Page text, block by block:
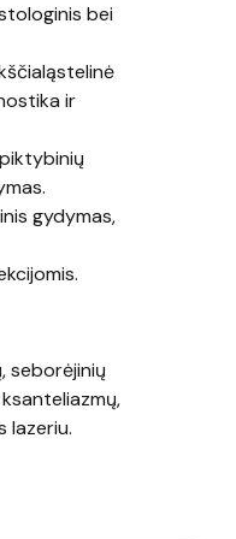
bei
ir
gydymas,
seborėjinių
lazeriu.